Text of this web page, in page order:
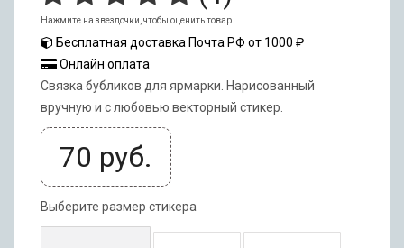
Нажмите на звездочки, чтобы оценить товар
Бесплатная доставка Почта РФ от 1000 ₽
Онлайн оплата
Связка бубликов для ярмарки. Нарисованный
вручную и с любовью векторный стикер.
70 руб.
Выберите размер стикера